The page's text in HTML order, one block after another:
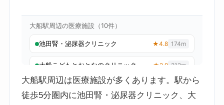
大船駅周辺は医療施設が多くあります。駅から
徒歩5分圏内に池田腎・泌尿器クリニック、大